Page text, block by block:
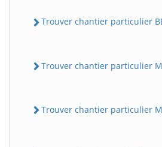
Trouver chantier particulier
Trouver chantier particulier
Trouver chantier particulier